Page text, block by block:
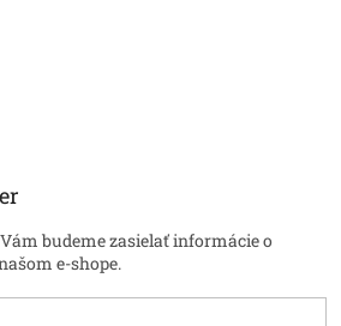
budeme zasielať informácie o
e-shope.